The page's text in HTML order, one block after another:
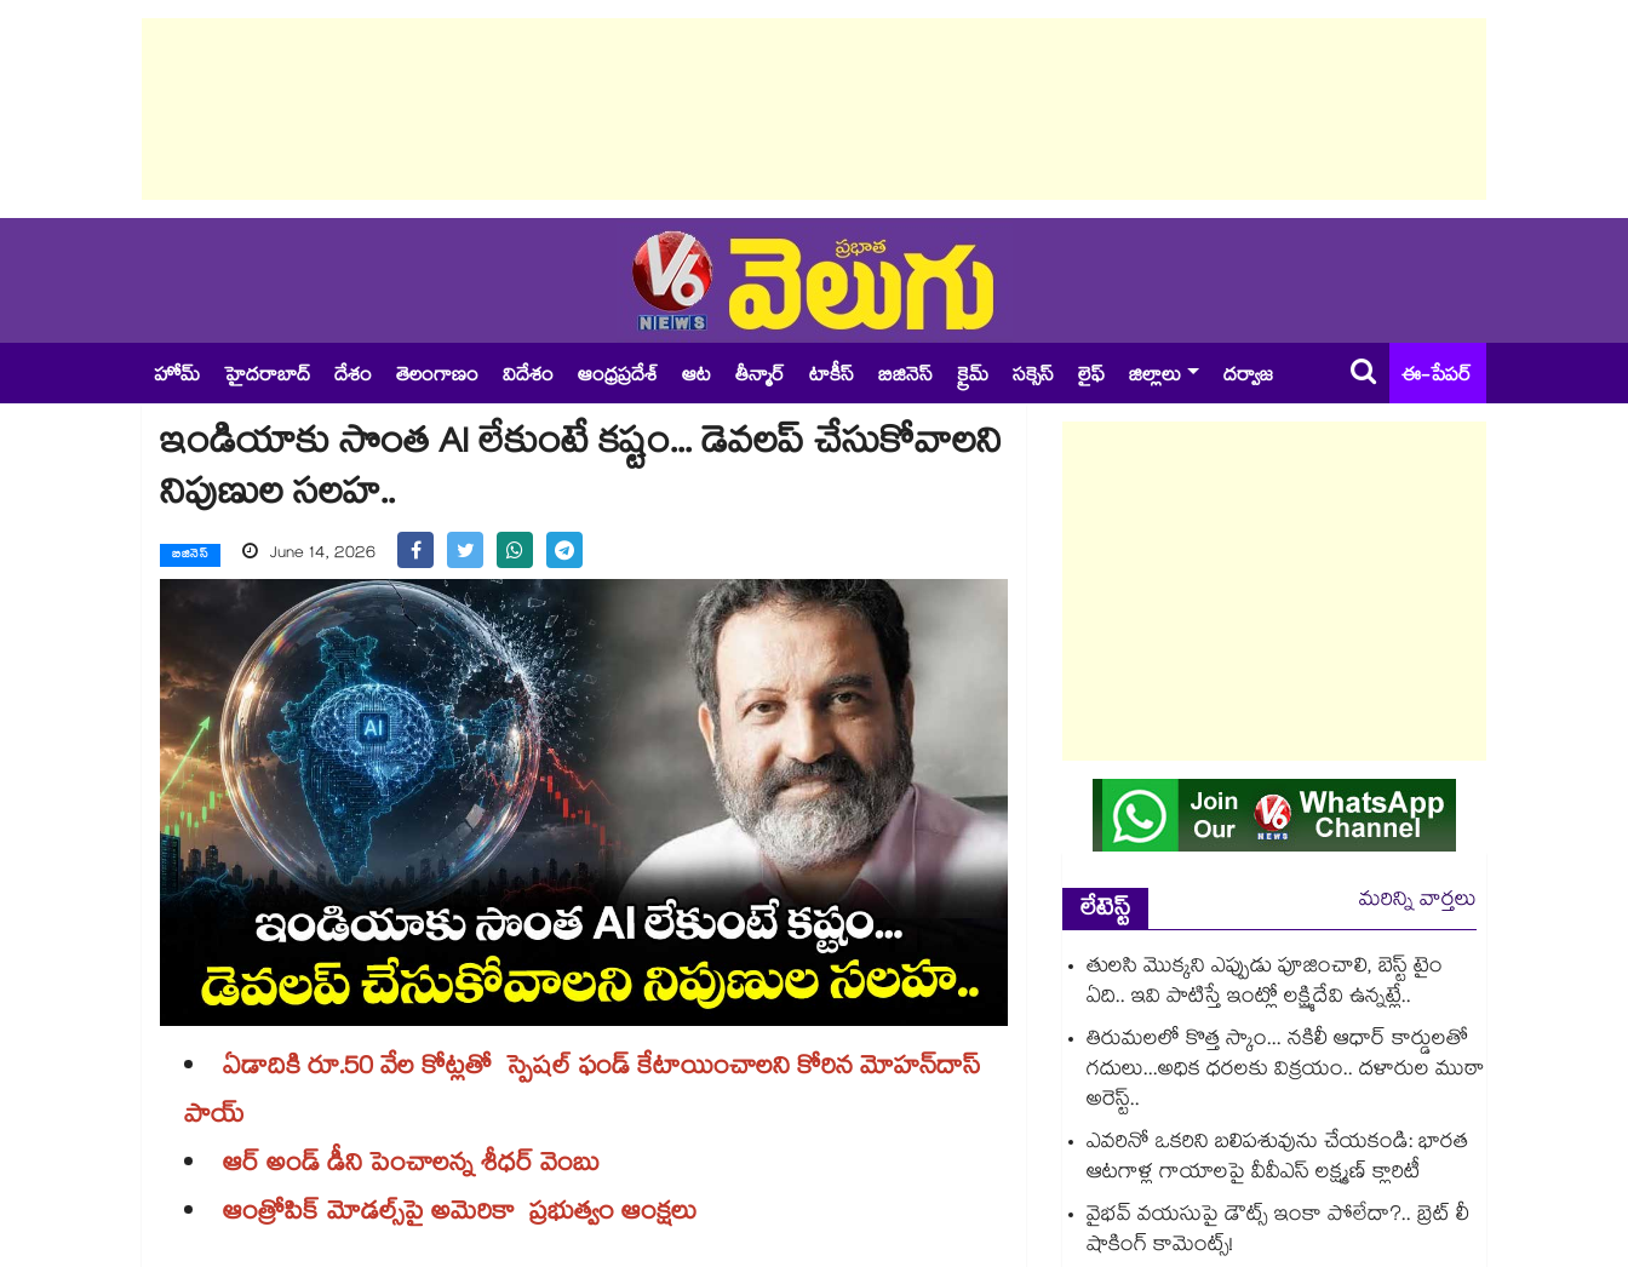
హోమ్ హైదరాబాద్ దేశం తెలంగాణం విదేశం ఆంధ్రప్రదేశ్ ఆట తీన్మార్ టాకీస్ బిజినెస్ క్రైమ్ సక్సెస్ లైఫ్ జిల్లాలు దర్వాజ ఈ-పేపర్
ఇండియాకు సొంత AI లేకుంటే కష్టం... డెవలప్ చేసుకోవాలని
నిపుణుల సలహ..
బిజినెస్ June 14, 2026
ఏడాదికి రూ.50 వేల కోట్లతో స్పెషల్ ఫండ్ కేటాయించాలని కోరిన మోహన్‌‌దాస్
పాయ్
ఆర్‌‌‌‌ అండ్ డీని పెంచాలన్న శీధర్ వెంబు
ఆంత్రోపిక్ మోడల్స్‌‌పై అమెరికా ప్రభుత్వం ఆంక్షలు
లేటెస్ట్
మరిన్ని వార్తలు
తులసి మొక్కని ఎప్పుడు పూజించాలి, బెస్ట్ టైం
ఏది.. ఇవి పాటిస్తే ఇంట్లో లక్ష్మిదేవి ఉన్నట్లే..
తిరుమలలో కొత్త స్కాం... నకిలీ ఆధార్ కార్డులతో
గదులు...అధిక ధరలకు విక్రయం.. దళారుల ముఠా
అరెస్ట్..
ఎవరినో ఒకరిని బలిపశువును చేయకండి: భారత
ఆటగాళ్ల గాయాలపై వీవీఎస్ లక్ష్మణ్ క్లారిటీ
వైభవ్ వయసుపై డౌట్స్ ఇంకా పోలేదా?.. బ్రెట్ లీ
షాకింగ్ కామెంట్స్!